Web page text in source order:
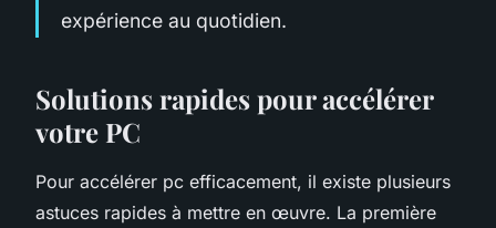
expérience au quotidien.
Solutions rapides pour accélérer
votre PC
Pour accélérer pc efficacement, il existe plusieurs
astuces rapides à mettre en œuvre. La première